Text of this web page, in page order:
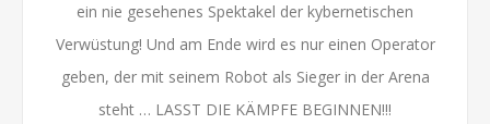
ein nie gesehenes Spektakel der kybernetischen
Verwüstung! Und am Ende wird es nur einen Operator
geben, der mit seinem Robot als Sieger in der Arena
steht … LASST DIE KÄMPFE BEGINNEN!!!